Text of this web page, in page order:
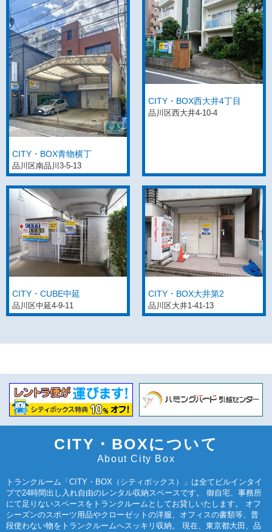
CITY・BOX青物横丁
品川区南品川3-5-13
CITY・BOX西大井4丁目
品川区西大井4-10-4
CITY・CUBE中延
品川区中延4-9-11
CITY・BOX大井第2
品川区大井1-41-13
CITY・BOXについて
About City Box
トランクルーム「CITY・BOX（シティボックス）」は全てビルインタイ
プで24時間出し入れ自由のレンタル収納スペースです。 御自宅、事務所
にて足りないスペースをトランクルームとしてお貸しいたします。 オフ
シーズンのスポーツ用品やクローゼットの洋服、オフィスの書類等、普
段使わない物をトランクルームへスッキリ収納。 現在、東京都大田、品